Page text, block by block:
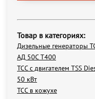
Товар в категориях:
Дизельные генераторы
АД 50С Т400
ТСС с двигателем TSS
50 кВт
ТСС в кожухе